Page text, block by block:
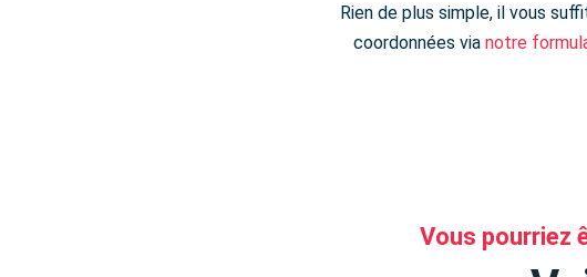
Rien de plus simple, il vous
coordonnées via notre
Vous pourriez